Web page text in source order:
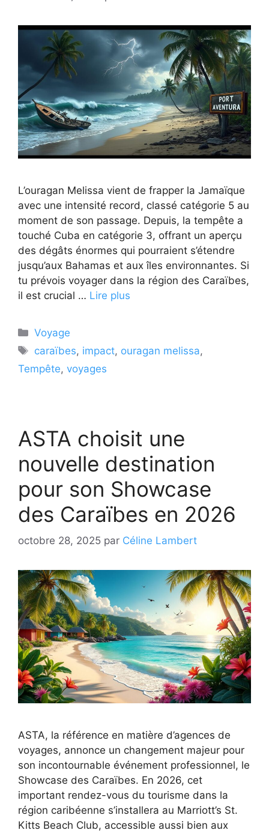
L’ouragan Melissa vient de frapper la Jamaïque
avec une intensité record, classé catégorie 5 au
moment de son passage. Depuis, la tempête a
touché Cuba en catégorie 3, offrant un aperçu
des dégâts énormes qui pourraient s’étendre
jusqu’aux Bahamas et aux îles environnantes. Si
tu prévois voyager dans la région des Caraïbes,
il est crucial … Lire plus
Catégories
Voyage
Étiquettes
caraïbes, impact, ouragan melissa,
Tempête, voyages
ASTA choisit une
nouvelle destination
pour son Showcase
des Caraïbes en 2026
octobre 28, 2025 par Céline Lambert
ASTA, la référence en matière d’agences de
voyages, annonce un changement majeur pour
son incontournable événement professionnel, le
Showcase des Caraïbes. En 2026, cet
important rendez-vous du tourisme dans la
région caribéenne s’installera au Marriott’s St.
Kitts Beach Club, accessible aussi bien aux